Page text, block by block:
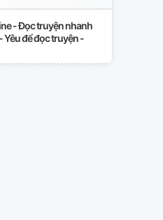
- Đọc truyện nhanh
Yêu để đọc truyện -